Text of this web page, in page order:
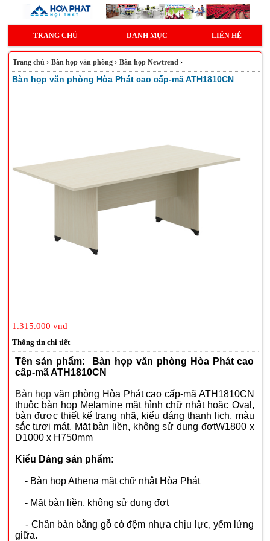
TRANG CHỦ DANH MỤC LIÊN HỆ
Trang chủ› Bàn họp văn phòng › Bàn họp Newtrend ›
Bàn họp văn phòng Hòa Phát cao cấp-mã ATH1810CN
1.315.000 vnđ
Thông tin chi tiết
Tên sản phẩm: Bàn họp văn phòng Hòa Phát cao
cấp-mã ATH1810CN
Bàn họp văn phòng Hòa Phát cao cấp-mã ATH1810CN
thuộc bàn họp Melamine mặt hình chữ nhật hoặc Oval,
bàn được thiết kế trang nhã, kiểu dáng thanh lịch, màu
sắc tươi mát. Mặt bàn liền, không sử dụng đợtW1800 x
D1000 x H750mm
Kiểu Dáng sản phẩm:
- Bàn họp Athena mặt chữ nhật Hòa Phát
- Mặt bàn liền, không sử dụng đợt
- Chân bàn bằng gỗ có đệm nhựa chịu lực, yếm lửng
giữa.